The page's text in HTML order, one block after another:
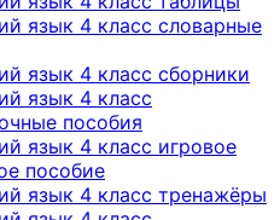
язык 4 класс словарные
язык 4 класс сборники
язык 4 класс
пособия
язык 4 класс игровое
пособие
язык 4 класс тренажёры